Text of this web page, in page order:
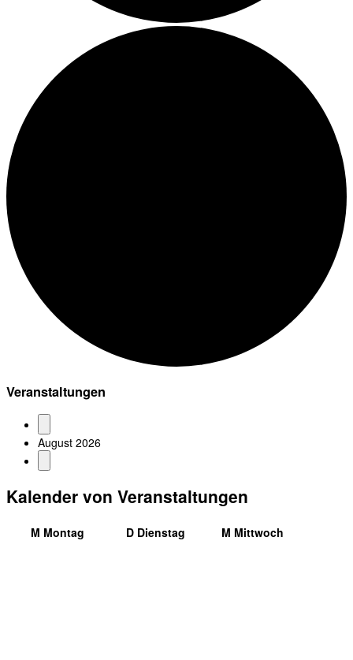
Veranstaltungen
August 2026
Kalender von Veranstaltungen
M Montag D Dienstag M Mittwoch